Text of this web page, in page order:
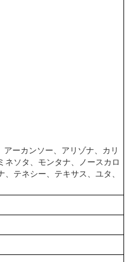
ーカンソー、アリゾナ、カリ
ネソタ、モンタナ、ノースカロ
テネシー、テキサス、ユタ、